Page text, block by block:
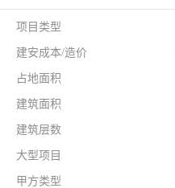
项目类型
建安成本/造价
占地面积
建筑面积
建筑层数
大型项目
甲方类型